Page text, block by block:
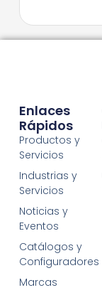
Enlaces
Rápidos
Productos y
Servicios
Industrias y
Servicios
Noticias y
Eventos
Catálogos y
Configuradores
Marcas